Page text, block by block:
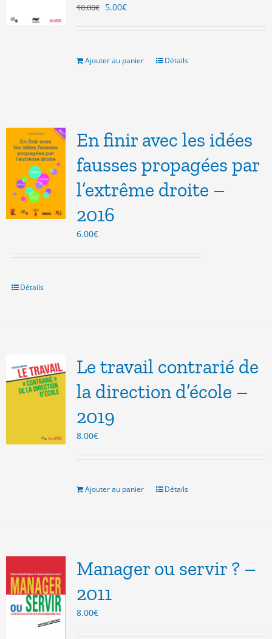
10.00€ Le
10.00€.
5.00€Le
5.00€.
Ajouter au panier Détails
En finir avec les idées
fausses propagées par
l’extrême droite –
2016
6.00€
Détails
Le travail contrarié de
la direction d’école –
2019
8.00€
Ajouter au panier Détails
Manager ou servir ? –
2011
8.00€